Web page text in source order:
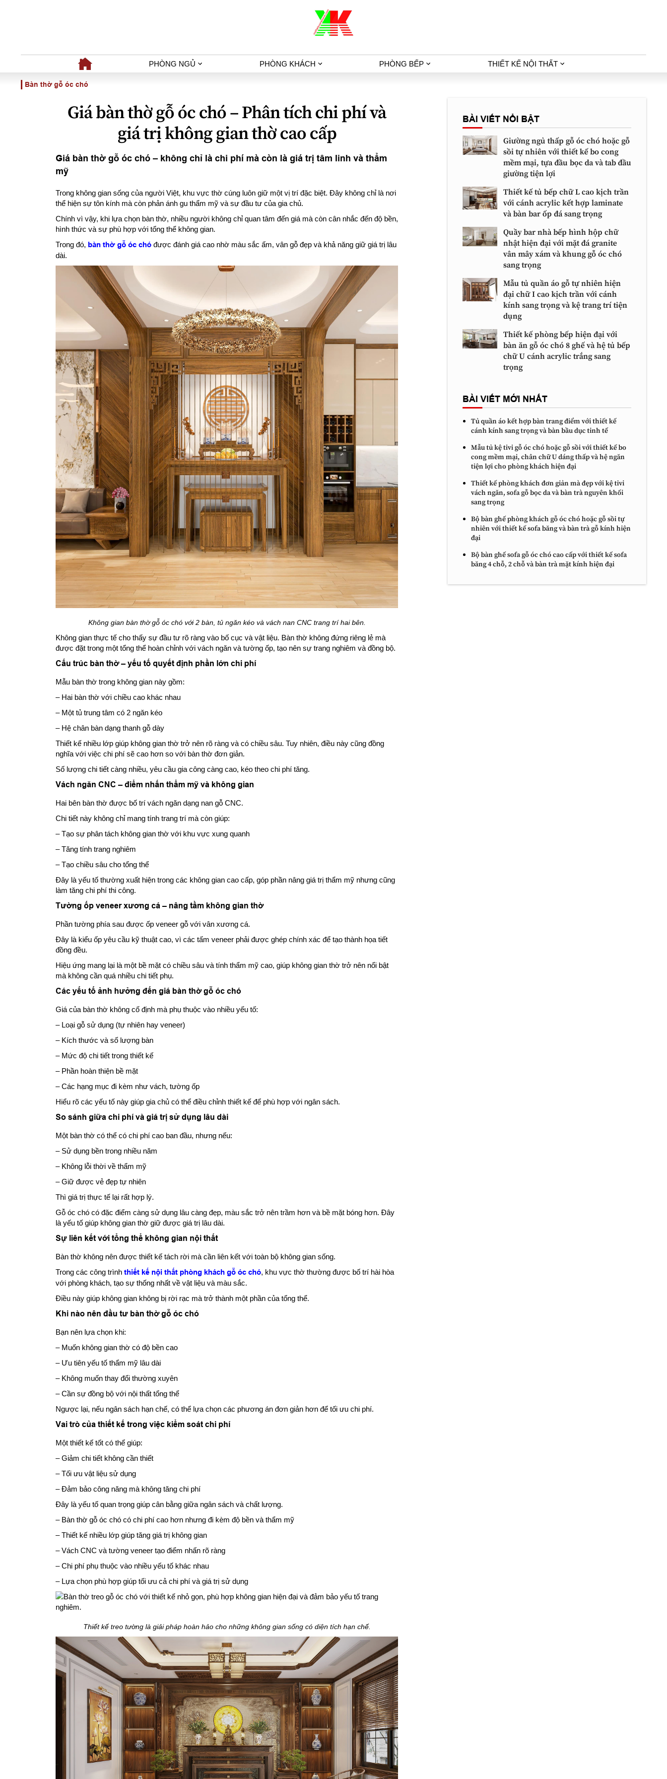
PHÒNG NGỦ PHÒNG KHÁCH PHÒNG BẾP THIẾT KẾ NỘI THẤT
Bàn thờ gỗ óc chó
Giá bàn thờ gỗ óc chó – Phân tích chi phí và
giá trị không gian thờ cao cấp
Giá bàn thờ gỗ óc chó – không chỉ là chi phí mà còn là giá trị tâm linh và thẩm
mỹ
Trong không gian sống của người Việt, khu vực thờ cúng luôn giữ một vị trí đặc biệt. Đây không chỉ là nơi
thể hiện sự tôn kính mà còn phản ánh gu thẩm mỹ và sự đầu tư của gia chủ.
Chính vì vậy, khi lựa chọn bàn thờ, nhiều người không chỉ quan tâm đến giá mà còn cân nhắc đến độ bền,
hình thức và sự phù hợp với tổng thể không gian.
Trong đó, bàn thờ gỗ óc chó được đánh giá cao nhờ màu sắc ấm, vân gỗ đẹp và khả năng giữ giá trị lâu
dài.
Không gian bàn thờ gỗ óc chó với 2 bàn, tủ ngăn kéo và vách nan CNC trang trí hai bên.
Không gian thực tế cho thấy sự đầu tư rõ ràng vào bố cục và vật liệu. Bàn thờ không đứng riêng lẻ mà
được đặt trong một tổng thể hoàn chỉnh với vách ngăn và tường ốp, tạo nên sự trang nghiêm và đồng bộ.
Cấu trúc bàn thờ – yếu tố quyết định phần lớn chi phí
Mẫu bàn thờ trong không gian này gồm:
– Hai bàn thờ với chiều cao khác nhau
– Một tủ trung tâm có 2 ngăn kéo
– Hệ chân bàn dạng thanh gỗ dày
Thiết kế nhiều lớp giúp không gian thờ trở nên rõ ràng và có chiều sâu. Tuy nhiên, điều này cũng đồng
nghĩa với việc chi phí sẽ cao hơn so với bàn thờ đơn giản.
Số lượng chi tiết càng nhiều, yêu cầu gia công càng cao, kéo theo chi phí tăng.
Vách ngăn CNC – điểm nhấn thẩm mỹ và không gian
Hai bên bàn thờ được bố trí vách ngăn dạng nan gỗ CNC.
Chi tiết này không chỉ mang tính trang trí mà còn giúp:
– Tạo sự phân tách không gian thờ với khu vực xung quanh
– Tăng tính trang nghiêm
– Tạo chiều sâu cho tổng thể
Đây là yếu tố thường xuất hiện trong các không gian cao cấp, góp phần nâng giá trị thẩm mỹ nhưng cũng
làm tăng chi phí thi công.
Tường ốp veneer xương cá – nâng tầm không gian thờ
Phần tường phía sau được ốp veneer gỗ với vân xương cá.
Đây là kiểu ốp yêu cầu kỹ thuật cao, vì các tấm veneer phải được ghép chính xác để tạo thành họa tiết
đồng đều.
Hiệu ứng mang lại là một bề mặt có chiều sâu và tính thẩm mỹ cao, giúp không gian thờ trở nên nổi bật
mà không cần quá nhiều chi tiết phụ.
Các yếu tố ảnh hưởng đến giá bàn thờ gỗ óc chó
Giá của bàn thờ không cố định mà phụ thuộc vào nhiều yếu tố:
– Loại gỗ sử dụng (tự nhiên hay veneer)
– Kích thước và số lượng bàn
– Mức độ chi tiết trong thiết kế
– Phần hoàn thiện bề mặt
– Các hạng mục đi kèm như vách, tường ốp
Hiểu rõ các yếu tố này giúp gia chủ có thể điều chỉnh thiết kế để phù hợp với ngân sách.
So sánh giữa chi phí và giá trị sử dụng lâu dài
Một bàn thờ có thể có chi phí cao ban đầu, nhưng nếu:
– Sử dụng bền trong nhiều năm
– Không lỗi thời về thẩm mỹ
– Giữ được vẻ đẹp tự nhiên
Thì giá trị thực tế lại rất hợp lý.
Gỗ óc chó có đặc điểm càng sử dụng lâu càng đẹp, màu sắc trở nên trầm hơn và bề mặt bóng hơn. Đây
là yếu tố giúp không gian thờ giữ được giá trị lâu dài.
Sự liên kết với tổng thể không gian nội thất
Bàn thờ không nên được thiết kế tách rời mà cần liên kết với toàn bộ không gian sống.
Trong các công trình thiết kế nội thất phòng khách gỗ óc chó, khu vực thờ thường được bố trí hài hòa
với phòng khách, tạo sự thống nhất về vật liệu và màu sắc.
Điều này giúp không gian không bị rời rạc mà trở thành một phần của tổng thể.
Khi nào nên đầu tư bàn thờ gỗ óc chó
Bạn nên lựa chọn khi:
– Muốn không gian thờ có độ bền cao
– Ưu tiên yếu tố thẩm mỹ lâu dài
– Không muốn thay đổi thường xuyên
– Cần sự đồng bộ với nội thất tổng thể
Ngược lại, nếu ngân sách hạn chế, có thể lựa chọn các phương án đơn giản hơn để tối ưu chi phí.
Vai trò của thiết kế trong việc kiểm soát chi phí
Một thiết kế tốt có thể giúp:
– Giảm chi tiết không cần thiết
– Tối ưu vật liệu sử dụng
– Đảm bảo công năng mà không tăng chi phí
Đây là yếu tố quan trọng giúp cân bằng giữa ngân sách và chất lượng.
– Bàn thờ gỗ óc chó có chi phí cao hơn nhưng đi kèm độ bền và thẩm mỹ
– Thiết kế nhiều lớp giúp tăng giá trị không gian
– Vách CNC và tường veneer tạo điểm nhấn rõ ràng
– Chi phí phụ thuộc vào nhiều yếu tố khác nhau
– Lựa chọn phù hợp giúp tối ưu cả chi phí và giá trị sử dụng
Thiết kế treo tường là giải pháp hoàn hảo cho những không gian sống có diện tích hạn chế.
BÀI VIẾT NỔI BẬT
Giường ngủ thấp gỗ óc chó hoặc gỗ
sồi tự nhiên với thiết kế bo cong
mềm mại, tựa đầu bọc da và tab đầu
giường tiện lợi
Thiết kế tủ bếp chữ L cao kịch trần
với cánh acrylic kết hợp laminate
và bàn bar ốp đá sang trọng
Quầy bar nhà bếp hình hộp chữ
nhật hiện đại với mặt đá granite
vân mây xám và khung gỗ óc chó
sang trọng
Mẫu tủ quần áo gỗ tự nhiên hiện
đại chữ I cao kịch trần với cánh
kính sang trọng và kệ trang trí tiện
dụng
Thiết kế phòng bếp hiện đại với
bàn ăn gỗ óc chó 8 ghế và hệ tủ bếp
chữ U cánh acrylic trắng sang
trọng
BÀI VIẾT MỚI NHẤT
Tủ quần áo kết hợp bàn trang điểm với thiết kế
cánh kính sang trọng và bàn bầu dục tinh tế
Mẫu tủ kệ tivi gỗ óc chó hoặc gỗ sồi với thiết kế bo
cong mềm mại, chân chữ U dáng thấp và hệ ngăn
tiện lợi cho phòng khách hiện đại
Thiết kế phòng khách đơn giản mà đẹp với kệ tivi
vách ngăn, sofa gỗ bọc da và bàn trà nguyên khối
sang trọng
Bộ bàn ghế phòng khách gỗ óc chó hoặc gỗ sồi tự
nhiên với thiết kế sofa băng và bàn trà gỗ kính hiện
đại
Bộ bàn ghế sofa gỗ óc chó cao cấp với thiết kế sofa
băng 4 chỗ, 2 chỗ và bàn trà mặt kính hiện đại